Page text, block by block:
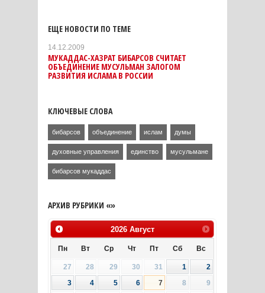
ЕЩЕ НОВОСТИ ПО ТЕМЕ
14.12.2009
МУКАДДАС-ХАЗРАТ БИБАРСОВ СЧИТАЕТ
ОБЪЕДИНЕНИЕ МУСУЛЬМАН ЗАЛОГОМ
РАЗВИТИЯ ИCЛАМА В РОССИИ
КЛЮЧЕВЫЕ СЛОВА
бибарсов объединение ислам думы
духовные управления единство мусульмане
бибарсов мукаддас
АРХИВ РУБРИКИ «»
2026 Август
Пн Вт Ср Чт Пт Сб Вс
27 28 29 30 31 1
2
3
4 5 6 7 8
9